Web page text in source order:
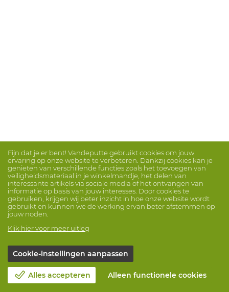
Fijn dat je er bent! Vandeputte gebruikt cookies om jouw
ervaring op onze website te verbeteren. Dankzij cookies kan je
genieten van verschillende functies zoals het toevoegen van
veiligheidsmateriaal in je winkelmandje, het delen van
interessante artikels via sociale media of het ontvangen van
informatie op basis van jouw interesses. Door cookies te
gebruiken, krijgen wij beter inzicht in hoe onze website wordt
gebruikt en kunnen we de werking ervan beter afstemmen op
jouw noden.
Klik hier voor meer uitleg
Cookie-instellingen aanpassen
Alles accepteren Alleen functionele cookies